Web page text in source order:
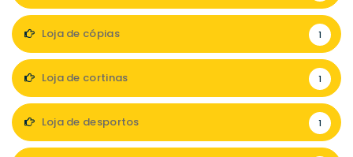
Loja de cópias 1
Loja de cortinas 1
Loja de desportos 1